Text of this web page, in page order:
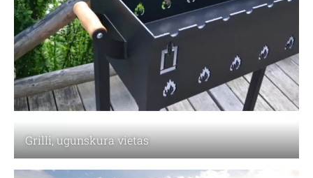
Grilli, ugunskura vietas